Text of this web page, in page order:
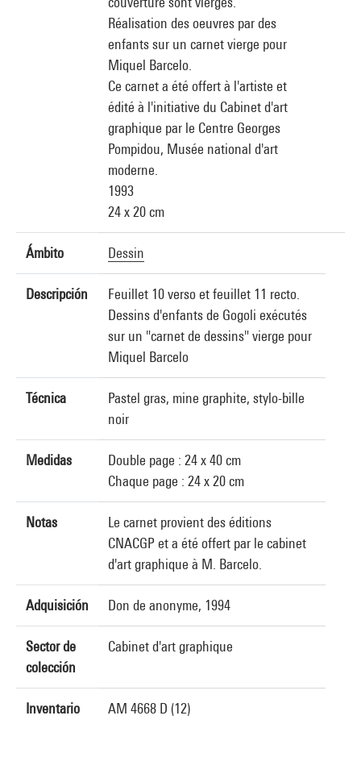
Réalisation des oeuvres par des
enfants sur un carnet vierge pour
Miquel Barcelo.
Ce carnet a été offert à l'artiste et
édité à l'initiative du Cabinet d'art
graphique par le Centre Georges
Pompidou, Musée national d'art
moderne.
1993
24 x 20 cm
Ámbito Dessin
Descripción
Feuillet 10 verso et feuillet 11 recto.
Dessins d'enfants de Gogoli exécutés
sur un "carnet de dessins" vierge pour
Miquel Barcelo
Técnica
Pastel gras, mine graphite, stylo-bille
noir
Medidas
Double page : 24 x 40 cm
Chaque page : 24 x 20 cm
Notas
Le carnet provient des éditions
CNACGP et a été offert par le cabinet
d'art graphique à M. Barcelo.
Adquisición Don de anonyme, 1994
Sector de
colección
Cabinet d'art graphique
Inventario AM 4668 D (12)